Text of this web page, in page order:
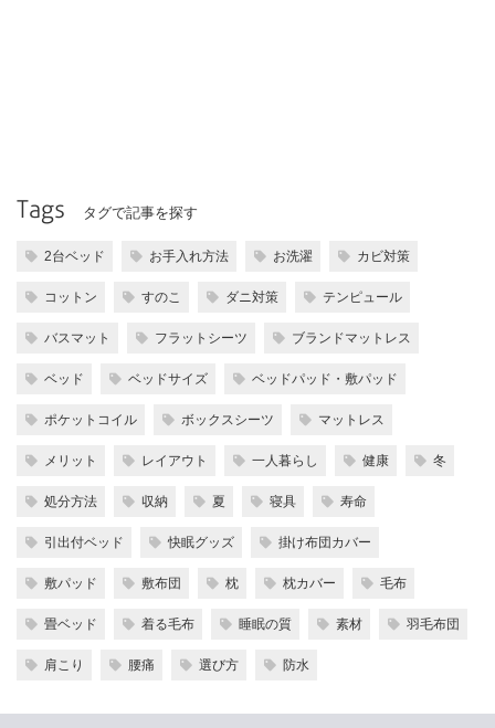
Tags タグで記事を探す
2台ベッド お手入れ方法 お洗濯 カビ対策
コットン すのこ ダニ対策 テンピュール
バスマット フラットシーツ ブランドマットレス
ベッド ベッドサイズ ベッドパッド・敷パッド
ポケットコイル ボックスシーツ マットレス
メリット レイアウト 一人暮らし 健康 冬
処分方法 収納 夏 寝具 寿命
引出付ベッド 快眠グッズ 掛け布団カバー
敷パッド 敷布団 枕 枕カバー 毛布
畳ベッド 着る毛布 睡眠の質 素材 羽毛布団
肩こり 腰痛 選び方 防水